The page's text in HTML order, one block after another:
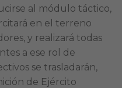
al módulo táctico,
en el terreno
y realizará todas
a ese rol de
se trasladarán,
de Ejército